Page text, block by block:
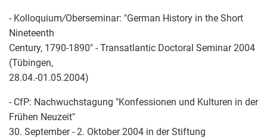
- Kolloquium/Oberseminar: "German History in the Short
Nineteenth
Century, 1790-1890" - Transatlantic Doctoral Seminar 2004
(Tübingen,
28.04.-01.05.2004)
- CfP: Nachwuchstagung "Konfessionen und Kulturen in der
Frühen Neuzeit"
30. September - 2. Oktober 2004 in der Stiftung